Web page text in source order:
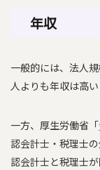
年収
一般的には、法人
人よりも年収は高い
一方、厚生労働省「
認会計士・税理士
認会計士と税理士